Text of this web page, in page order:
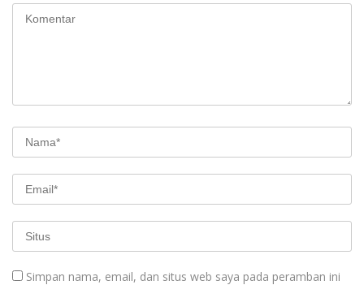
Simpan nama, email, dan situs web saya pada peramban ini